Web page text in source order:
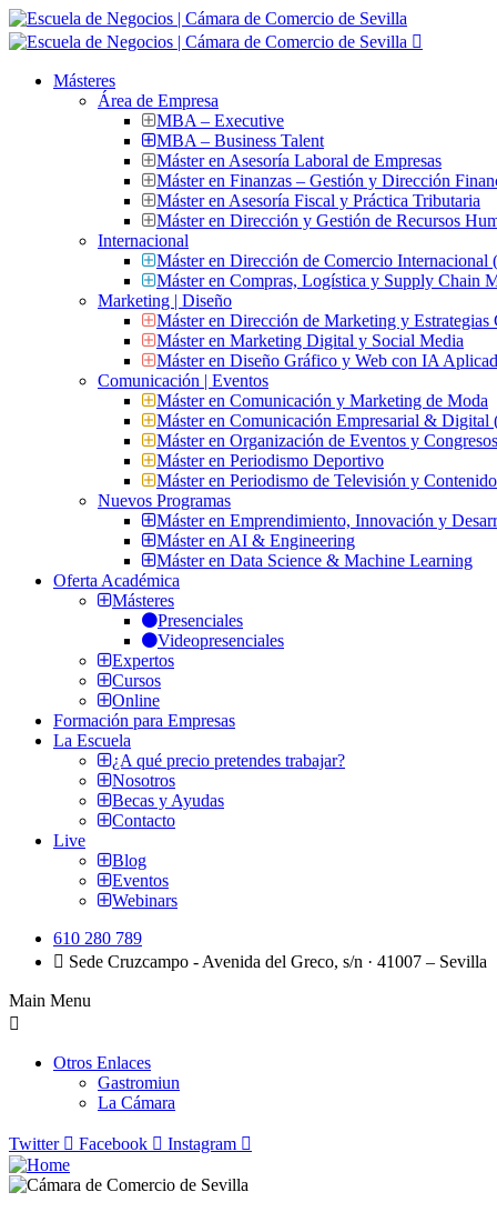
Másteres
Área de Empresa
MBA – Executive
MBA – Business Talent
Máster en Asesoría Laboral de Empresas
Máster en Finanzas – Gestión y Dirección
Máster en Asesoría Fiscal y Práctica Tributaria
Máster en Dirección y Gestión de Recursos
Internacional
Máster en Dirección de Comercio
Máster en Compras, Logística y Supply Chain
Marketing | Diseño
Máster en Dirección de Marketing y Estrategias
Máster en Marketing Digital y Social Media
Máster en Diseño Gráfico y Web con IA
Comunicación | Eventos
Máster en Comunicación y Marketing de Moda
Máster en Comunicación Empresarial &
Máster en Organización de Eventos y
Máster en Periodismo Deportivo
Máster en Periodismo de Televisión y
Nuevos Programas
Máster en Emprendimiento, Innovación y
Máster en AI & Engineering
Máster en Data Science & Machine Learning
Oferta Académica
Másteres
Presenciales
Videopresenciales
Expertos
Cursos
Online
Formación para Empresas
La Escuela
¿A qué precio pretendes trabajar?
Nosotros
Becas y Ayudas
Contacto
Live
Blog
Eventos
Webinars
610 280 789
Sede Cruzcampo - Avenida del Greco, s/n · 41007 – Sevilla
Main Menu
Otros Enlaces
Gastromiun
La Cámara
Twitter Facebook Instagram